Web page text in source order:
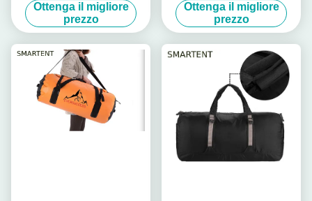
poliestere Oxford Barrel
Travel Bags
Ottenga il migliore
prezzo
Acquaproof Tube Bag
Leggera 5L - 30L Con Strap
Ottenga il migliore
prezzo